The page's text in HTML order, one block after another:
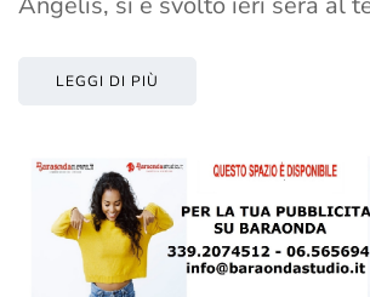
LEGGI DI PIÙ